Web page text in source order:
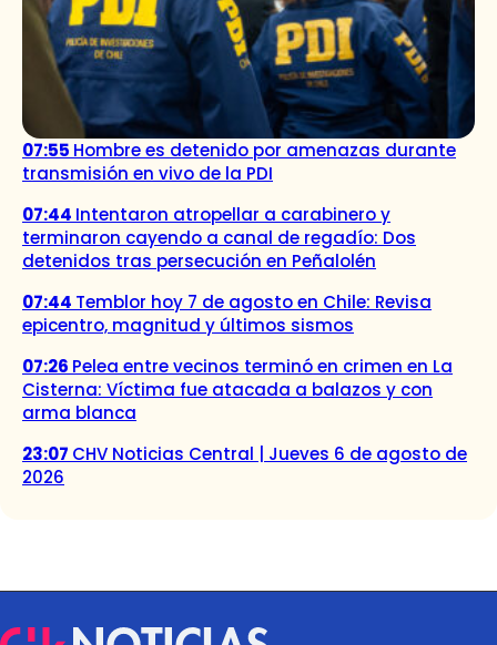
07:55 Hombre es detenido por amenazas durante
transmisión en vivo de la PDI
07:44 Intentaron atropellar a carabinero y
terminaron cayendo a canal de regadío: Dos
detenidos tras persecución en Peñalolén
07:44 Temblor hoy 7 de agosto en Chile: Revisa
epicentro, magnitud y últimos sismos
07:26 Pelea entre vecinos terminó en crimen en La
Cisterna: Víctima fue atacada a balazos y con
arma blanca
23:07 CHV Noticias Central | Jueves 6 de agosto de
2026